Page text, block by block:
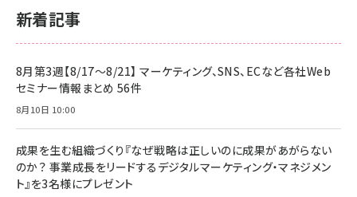
新着記事
8月第3週【8/17～8/21】 マーケティング、SNS、ECなど各社Web
セミナー情報まとめ 56件
8月10日 10:00
成果を生む組織づくり『なぜ戦略は正しいのに成果があがらない
のか？ 事業成長をリードするデジタルマーケティング・マネジメン
ト』を3名様にプレゼント